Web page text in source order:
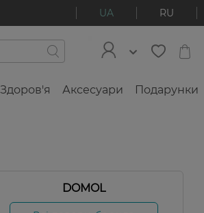
UA RU
Здоров'я Аксесуари Подарунки
DOMOL